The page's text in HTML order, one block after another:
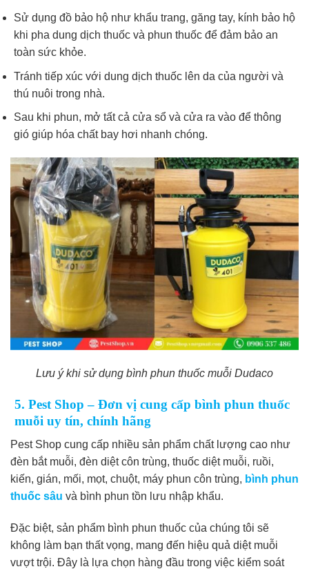
Sử dụng đồ bảo hộ như khẩu trang, găng tay, kính bảo hộ
khi pha dung dịch thuốc và phun thuốc để đảm bảo an
toàn sức khỏe.
Tránh tiếp xúc với dung dịch thuốc lên da của người và
thú nuôi trong nhà.
Sau khi phun, mở tất cả cửa sổ và cửa ra vào để thông
gió giúp hóa chất bay hơi nhanh chóng.
Lưu ý khi sử dụng bình phun thuốc muỗi Dudaco
5. Pest Shop – Đơn vị cung cấp bình phun thuốc
muỗi uy tín, chính hãng
Pest Shop cung cấp nhiều sản phẩm chất lượng cao như
đèn bắt muỗi, đèn diệt côn trùng, thuốc diệt muỗi, ruồi,
kiến, gián, mối, mọt, chuột, máy phun côn trùng, bình phun
thuốc sâu và bình phun tồn lưu nhập khẩu.
Đặc biệt, sản phẩm bình phun thuốc của chúng tôi sẽ
không làm bạn thất vọng, mang đến hiệu quả diệt muỗi
vượt trội. Đây là lựa chọn hàng đầu trong việc kiểm soát